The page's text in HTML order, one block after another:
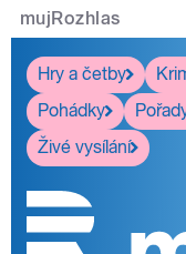
mujRozhlas
Hry a četby
Pohádky
Živé vysílání